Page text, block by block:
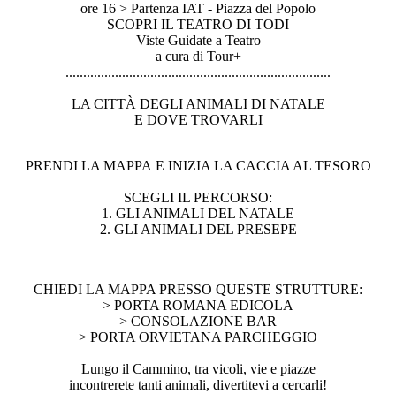
ore 16 > Partenza IAT - Piazza del Popolo
SCOPRI IL TEATRO DI TODI
Viste Guidate a Teatro
a cura di Tour+
...........................................................................
LA CITTÀ DEGLI ANIMALI DI NATALE
E DOVE TROVARLI
PRENDI LA MAPPA E INIZIA LA CACCIA AL TESORO
SCEGLI IL PERCORSO:
1. GLI ANIMALI DEL NATALE
2. GLI ANIMALI DEL PRESEPE
CHIEDI LA MAPPA PRESSO QUESTE STRUTTURE:
> PORTA ROMANA EDICOLA
> CONSOLAZIONE BAR
> PORTA ORVIETANA PARCHEGGIO
Lungo il Cammino, tra vicoli, vie e piazze
incontrerete tanti animali, divertitevi a cercarli!